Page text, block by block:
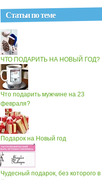
Статьи по теме
ЧТО ПОДАРИТЬ НА НОВЫЙ ГОД?
Что подарить мужчине на 23
февраля?
Подарок на Новый год
Чудесный подарок, без которого в